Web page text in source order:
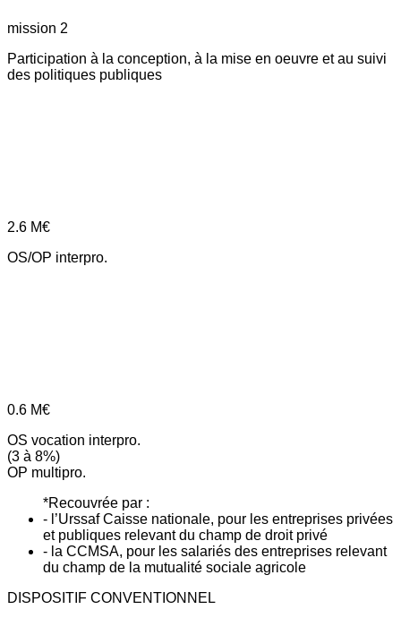
mission 2
Participation à la conception, à la mise en oeuvre et au suivi
des politiques publiques
2.6 M€
OS/OP interpro.
0.6 M€
OS vocation interpro.
(3 à 8%)
OP multipro.
*Recouvrée par :
- l’Urssaf Caisse nationale, pour les entreprises privées
et publiques relevant du champ de droit privé
- la CCMSA, pour les salariés des entreprises relevant
du champ de la mutualité sociale agricole
DISPOSITIF CONVENTIONNEL